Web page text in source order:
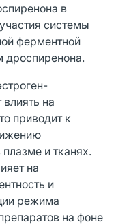
в
системы
ферментной
дроспиренона.
на
приводит к
и тканях.
на
и
режима
на фоне